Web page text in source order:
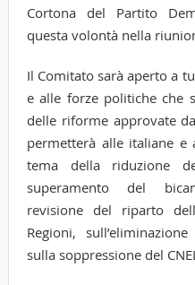
Cortona del Partito
questa volontà nella
Il Comitato sarà aperto a
e alle forze politiche che
delle riforme approvate
permetterà alle italiane
tema della riduzione
superamento del
revisione del riparto
Regioni,
sulla soppressione del